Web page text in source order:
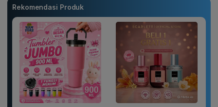
Rekomendasi Produk